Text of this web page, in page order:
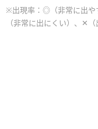
※出現率：◎（非常に出
（非常に出にくい）、✕（